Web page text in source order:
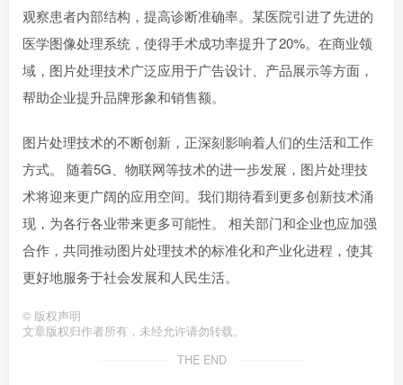
观察患者内部结构，提高诊断准确率。某医院引进了先进的
医学图像处理系统，使得手术成功率提升了20%。在商业领
域，图片处理技术广泛应用于广告设计、产品展示等方面，
帮助企业提升品牌形象和销售额。
图片处理技术的不断创新，正深刻影响着人们的生活和工作
方式。 随着5G、物联网等技术的进一步发展，图片处理技
术将迎来更广阔的应用空间。我们期待看到更多创新技术涌
现，为各行各业带来更多可能性。 相关部门和企业也应加强
合作，共同推动图片处理技术的标准化和产业化进程，使其
更好地服务于社会发展和人民生活。
© 版权声明
文章版权归作者所有，未经允许请勿转载。
THE END